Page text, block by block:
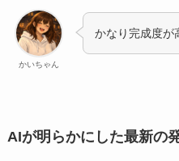
かいちゃん
かなり完成度が
AIが明らかにした最新の